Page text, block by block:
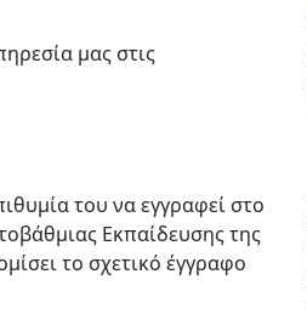
μας στις
του να εγγραφεί στο
Εκπαίδευσης της
το σχετικό έγγραφο